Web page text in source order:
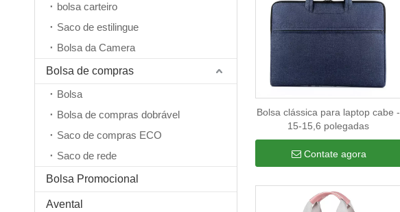
bolsa carteiro
Saco de estilingue
Bolsa da Camera
Bolsa de compras
Bolsa
Bolsa de compras dobrável
Saco de compras ECO
Saco de rede
Bolsa Promocional
Avental
Bolsa clássica para laptop cabe -
15-15,6 polegadas
Contate agora